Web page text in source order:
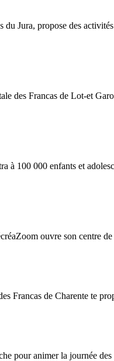
Jura, propose des
des Francas de Lot-et
à 100 000 enfants et
ouvre son centre
Francas de Charente te
pour animer la journée